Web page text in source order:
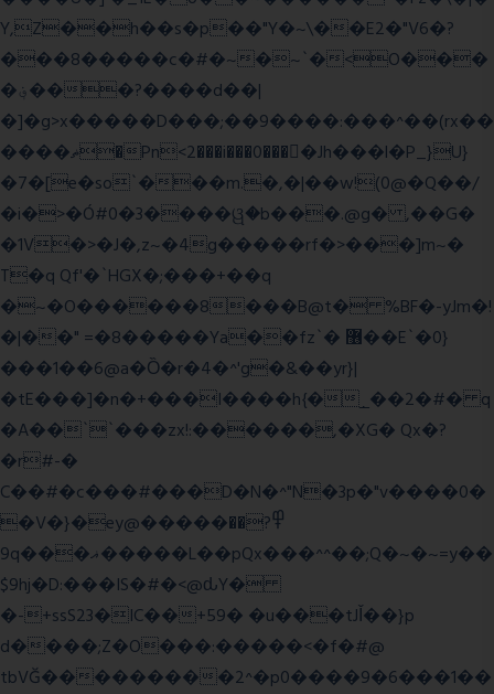
Y,Z��h��s�p��"Y�~\��E2�"V6�?
���8�����c�#�~�~`�<O���
�؋���?����d��|
�]�g>x�����D���;��9����:���^��(rx��
����ޡ�Pn<2���i���0���𩆿�Jh���l�P_}U}
�7�[e�so`���m.�,�|��w!(0@�Q��/
�i�>�Ó#0�3����ୱ�b���.@g� ,��G�
�1V�>�J�,z~�4g�����rf�>���]m~�
T�q Qf'�`HGX�;���+��q
�~�O������8���B@t� %BF�-yJm�!
�|��" =�8�����Ya��fz`� ޶��E`�0}
���1��6@a�Ȍ�r�4�^'g�&��yr}|
�tE���]�n�+���I����h{�_̣��2�#� q
�A��``���zx!:������,�XG� Qx�?
�r#-�
C��#�c���#���D�N�^"N�3p�"v����0�
�V�}�ey@�����߾?��
9q���ޣ�����L��pQx���^^��;Q�~�~=y��
$9hj�D:���IS�#�<@ԃY�
�-+ssS23�IC��+59� �u���tJǏ��}p
d����;Z�O���:�����<�f�#@
tbVĞ���������2^�p0����9�6���1��